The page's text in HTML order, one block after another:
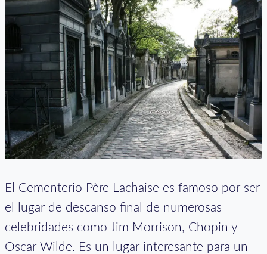
El Cementerio Père Lachaise es famoso por ser
el lugar de descanso final de numerosas
celebridades como Jim Morrison, Chopin y
Oscar Wilde. Es un lugar interesante para un